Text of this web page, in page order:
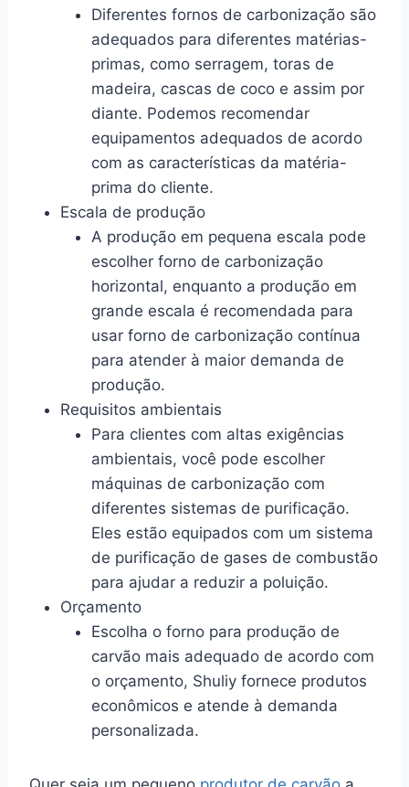
Diferentes fornos de carbonização são
adequados para diferentes matérias-
primas, como serragem, toras de
madeira, cascas de coco e assim por
diante. Podemos recomendar
equipamentos adequados de acordo
com as características da matéria-
prima do cliente.
Escala de produção
A produção em pequena escala pode
escolher forno de carbonização
horizontal, enquanto a produção em
grande escala é recomendada para
usar forno de carbonização contínua
para atender à maior demanda de
produção.
Requisitos ambientais
Para clientes com altas exigências
ambientais, você pode escolher
máquinas de carbonização com
diferentes sistemas de purificação.
Eles estão equipados com um sistema
de purificação de gases de combustão
para ajudar a reduzir a poluição.
Orçamento
Escolha o forno para produção de
carvão mais adequado de acordo com
o orçamento, Shuliy fornece produtos
econômicos e atende à demanda
personalizada.